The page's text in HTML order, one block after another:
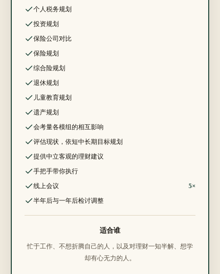
包含：个人税务规划
包含：投资规划
包含：保险公司对比
包含：保险规划
包含：综合险规划
包含：退休规划
包含：儿童教育规划
包含：遗产规划
包含：会考量各模组的相互影响
包含：评估现状，依短中长期目标规划
包含：提供中立客观的理财建议
包含：手把手带你执行
包含：线上会议 5×
包含：半年后与一年后检讨调整
适合谁
忙于工作、不想折腾自己的人，以及对理财一知半解、想学
却有心无力的人。